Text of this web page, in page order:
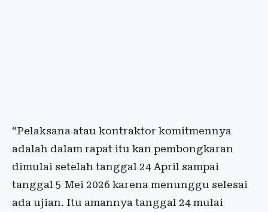
“Pelaksana atau kontraktor komitmennya
adalah dalam rapat itu kan pembongkaran
dimulai setelah tanggal 24 April sampai
tanggal 5 Mei 2026 karena menunggu selesai
ada ujian. Itu amannya tanggal 24 mulai